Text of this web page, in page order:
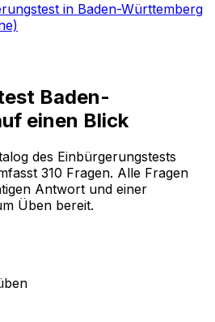
in Baden-Württemberg
Baden-
einen Blick
des Einbürgerungstests
310 Fragen. Alle Fragen
Antwort und einer
Üben bereit.